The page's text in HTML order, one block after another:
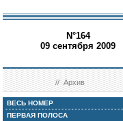
N°164
09 сентября 2009
//Архив
ВЕСЬ НОМЕР
ПЕРВАЯ ПОЛОСА